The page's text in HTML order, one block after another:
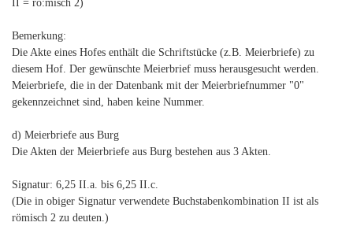
II = rö:misch 2)
Bemerkung:
Die Akte eines Hofes enthält die Schriftstücke (z.B. Meierbriefe) zu
diesem Hof. Der gewünschte Meierbrief muss herausgesucht werden.
Meierbriefe, die in der Datenbank mit der Meierbriefnummer "0"
gekennzeichnet sind, haben keine Nummer.
d) Meierbriefe aus Burg
Die Akten der Meierbriefe aus Burg bestehen aus 3 Akten.
Signatur: 6,25 II.a. bis 6,25 II.c.
(Die in obiger Signatur verwendete Buchstabenkombination II ist als
römisch 2 zu deuten.)